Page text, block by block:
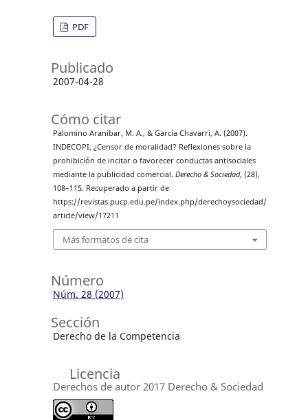
PDF
Publicado
2007-04-28
Cómo citar
Palomino Araníbar, M. A., & García Chavarri, A. (2007).
INDECOPI, ¿Censor de moralidad? Reflexiones sobre la
prohibición de incitar o favorecer conductas antisociales
mediante la publicidad comercial. Derecho & Sociedad, (28),
108–115. Recuperado a partir de
https://revistas.pucp.edu.pe/index.php/derechoysociedad/
article/view/17211
Más formatos de cita
Número
Núm. 28 (2007)
Sección
Derecho de la Competencia
Licencia
Derechos de autor 2017 Derecho & Sociedad